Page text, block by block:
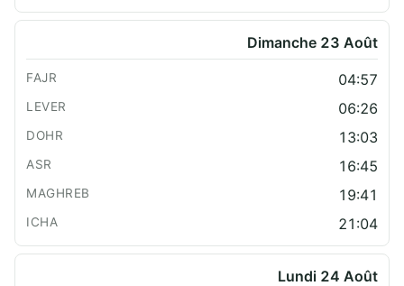
Dimanche 23 Août
04:57
06:26
13:03
16:45
19:41
21:04
Lundi 24 Août